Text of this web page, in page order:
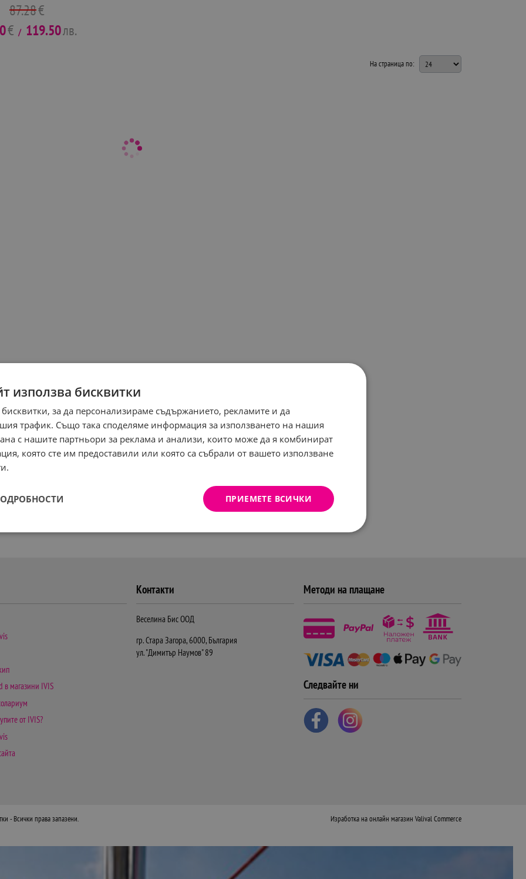
87.28€
€ / 119.50лв.
На страница по:
в магазини IVIS
от IVIS?
Контакти
Веселина Бис ООД
гр. Стара Загора, 6000, България
ул. "Димитър Наумов" 89
Методи на плащане
Следвайте ни
- Всички права запазени. Изработка на онлайн магазин Valival Commerce
използва бисквитки
за да персонализираме съдържанието, рекламите и да
трафик. Също така споделяме информация за използването на нашия
с нашите партньори за реклама и анализи, които може да я комбинират
която сте им предоставили или която са събрали от вашето използване
ПРИЕМЕТЕ ВСИЧКИ